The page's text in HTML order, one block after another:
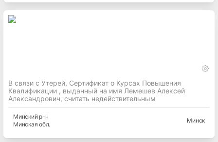
В связи с Утерей, Сертификат о Курсах Повышения
Квалификации , выданный на имя Лемешев Алексей
Александрович, считать недействительным
Минскийр-н
Минская обл.
Минск